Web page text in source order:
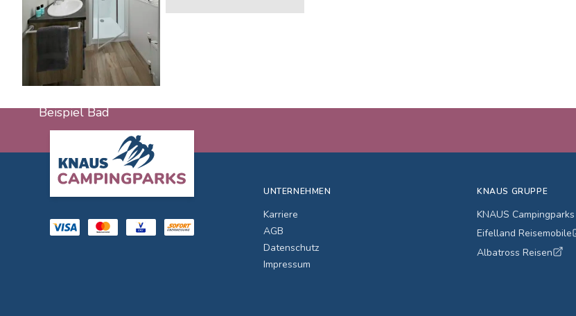
Beispiel Bad
UNTERNEHMEN
Karriere
AGB
Datenschutz
Impressum
KNAUS GRUPPE
KNAUS Campingparks
Eifelland Reisemobile
Albatross Reisen